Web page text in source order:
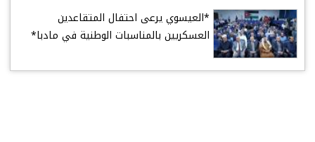
*العيسوي يرعى احتفال المتقاعدين
العسكريين بالمناسبات الوطنية في مادبا*